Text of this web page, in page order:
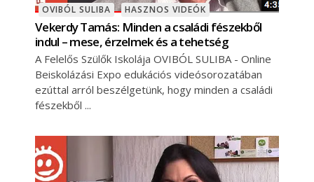
OVIBÓL SULIBA HASZNOS VIDEÓK
Vekerdy Tamás: Minden a családi fészekből
indul – mese, érzelmek és a tehetség
A Felelős Szülők Iskolája OVIBÓL SULIBA - Online
Beiskolázási Expo edukációs videósorozatában
ezúttal arról beszélgetünk, hogy minden a családi
fészekből